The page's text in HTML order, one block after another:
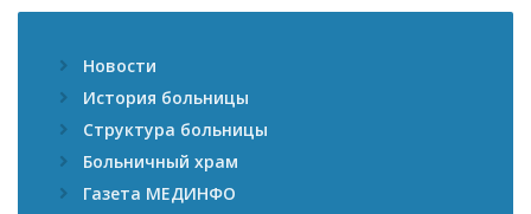
Новости
История больницы
Структура больницы
Больничный храм
Газета МЕДИНФО